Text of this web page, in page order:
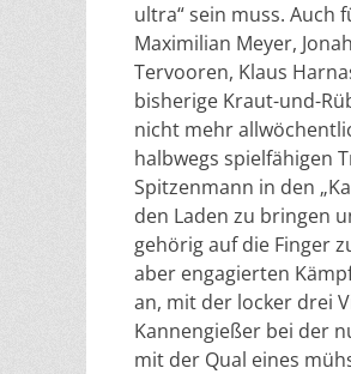
ultra“ sein muss. Auch
Maximilian Meyer,
Tervooren, Klaus
bisherige Kraut-und-
nicht mehr
halbwegs spielfähigen
Spitzenmann in den
den Laden zu bringen
gehörig auf die Finger
aber engagierten
an, mit der locker drei
Kannengießer bei der
mit der Qual eines